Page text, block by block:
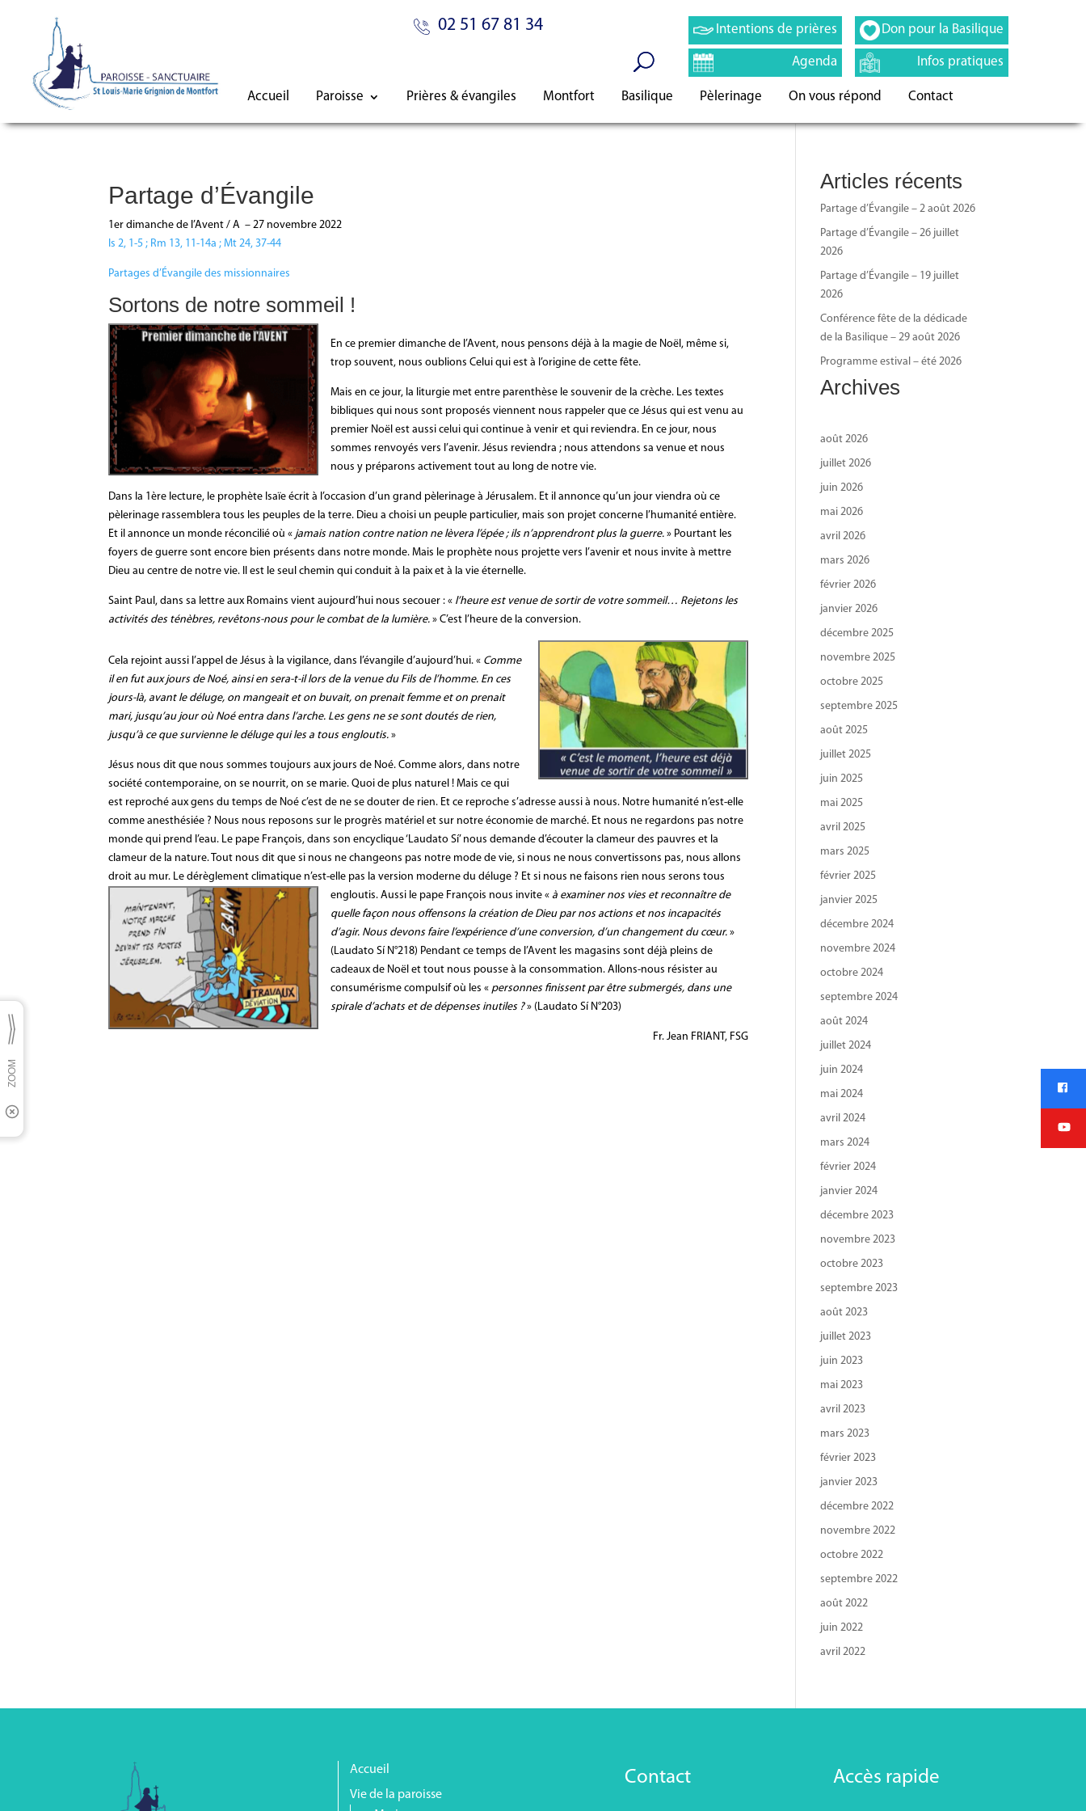
02 51 67 81 34 Intentions de prières
Agenda
Don pour la Basilique
Infos pratiques
Accueil Paroisse Prières & évangiles Montfort Basilique Pèlerinage On vous répond Contact
Partage d’Évangile
1er dimanche de l’Avent / A – 27 novembre 2022
Is 2, 1-5 ; Rm 13, 11-14a ; Mt 24, 37-44
Partages d’Évangile des missionnaires
Sortons de notre sommeil !
En ce premier dimanche de l’Avent, nous pensons déjà à la magie de Noël, même si,
trop souvent, nous oublions Celui qui est à l’origine de cette fête.
Mais en ce jour, la liturgie met entre parenthèse le souvenir de la crèche. Les textes
bibliques qui nous sont proposés viennent nous rappeler que ce Jésus qui est venu au
premier Noël est aussi celui qui continue à venir et qui reviendra. En ce jour, nous
sommes renvoyés vers l’avenir. Jésus reviendra ; nous attendons sa venue et nous
nous y préparons activement tout au long de notre vie.
Dans la 1ère lecture, le prophète Isaïe écrit à l’occasion d’un grand pèlerinage à Jérusalem. Et il annonce qu’un jour viendra où ce
pèlerinage rassemblera tous les peuples de la terre. Dieu a choisi un peuple particulier, mais son projet concerne l’humanité entière.
Et il annonce un monde réconcilié où « jamais nation contre nation ne lèvera l’épée ; ils n’apprendront plus la guerre. » Pourtant les
foyers de guerre sont encore bien présents dans notre monde. Mais le prophète nous projette vers l’avenir et nous invite à mettre
Dieu au centre de notre vie. Il est le seul chemin qui conduit à la paix et à la vie éternelle.
Saint Paul, dans sa lettre aux Romains vient aujourd’hui nous secouer : « l’heure est venue de sortir de votre sommeil… Rejetons les
activités des ténèbres, revêtons-nous pour le combat de la lumière. » C’est l’heure de la conversion.
Cela rejoint aussi l’appel de Jésus à la vigilance, dans l’évangile d’aujourd’hui. « Comme
il en fut aux jours de Noé, ainsi en sera-t-il lors de la venue du Fils de l’homme. En ces
jours-là, avant le déluge, on mangeait et on buvait, on prenait femme et on prenait
mari, jusqu’au jour où Noé entra dans l’arche. Les gens ne se sont doutés de rien,
jusqu’à ce que survienne le déluge qui les a tous engloutis. »
Jésus nous dit que nous sommes toujours aux jours de Noé. Comme alors, dans notre
société contemporaine, on se nourrit, on se marie. Quoi de plus naturel ! Mais ce qui
est reproché aux gens du temps de Noé c’est de ne se douter de rien. Et ce reproche s’adresse aussi à nous. Notre humanité n’est-elle
comme anesthésiée ? Nous nous reposons sur le progrès matériel et sur notre économie de marché. Et nous ne regardons pas notre
monde qui prend l’eau. Le pape François, dans son encyclique ‘Laudato Sí’ nous demande d’écouter la clameur des pauvres et la
clameur de la nature. Tout nous dit que si nous ne changeons pas notre mode de vie, si nous ne nous convertissons pas, nous allons
droit au mur. Le dérèglement climatique n’est-elle pas la version moderne du déluge ? Et si nous ne faisons rien nous serons tous
engloutis.Aussi le pape François nous invite « à examiner nos vies et reconnaître de
quelle façon nous offensons la création de Dieu par nos actions et nos incapacités
d’agir. Nous devons faire l’expérience d’une conversion, d’un changement du cœur. »
(Laudato Sí N°218) Pendant ce temps de l’Avent les magasins sont déjà pleins de
cadeaux de Noël et tout nous pousse à la consommation. Allons-nous résister au
consumérisme compulsif où les « personnes finissent par être submergés, dans une
spirale d’achats et de dépenses inutiles ?» (Laudato Sí N°203)
Fr. Jean FRIANT, FSG
Articles récents
Partage d’Évangile – 2 août 2026
Partage d’Évangile – 26 juillet
2026
Partage d’Évangile – 19 juillet
2026
Conférence fête de la dédicade
de la Basilique – 29 août 2026
Programme estival – été 2026
Archives
août 2026
juillet 2026
juin 2026
mai 2026
avril 2026
mars 2026
février 2026
janvier 2026
décembre 2025
novembre 2025
octobre 2025
septembre 2025
août 2025
juillet 2025
juin 2025
mai 2025
avril 2025
mars 2025
février 2025
janvier 2025
décembre 2024
novembre 2024
octobre 2024
septembre 2024
août 2024
juillet 2024
juin 2024
mai 2024
avril 2024
mars 2024
février 2024
janvier 2024
décembre 2023
novembre 2023
octobre 2023
septembre 2023
août 2023
juillet 2023
juin 2023
mai 2023
avril 2023
mars 2023
février 2023
janvier 2023
décembre 2022
novembre 2022
octobre 2022
septembre 2022
août 2022
juin 2022
avril 2022
Accueil
Vie de la paroisse
Contact Accès rapide